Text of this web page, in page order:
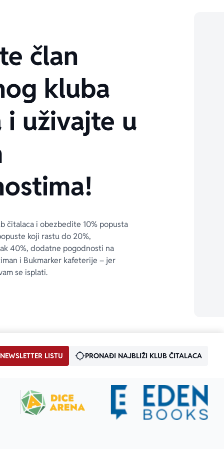
član
kluba
i uživajte u
čitalaca i obezbedite 10% popusta
koji rastu do 20%,
40%, dodatne pogodnosti na
i Bukmarker kafeterije – jer
se isplati.
LISTU PRONAĐI NAJBLIŽI KLUB ČITALACA